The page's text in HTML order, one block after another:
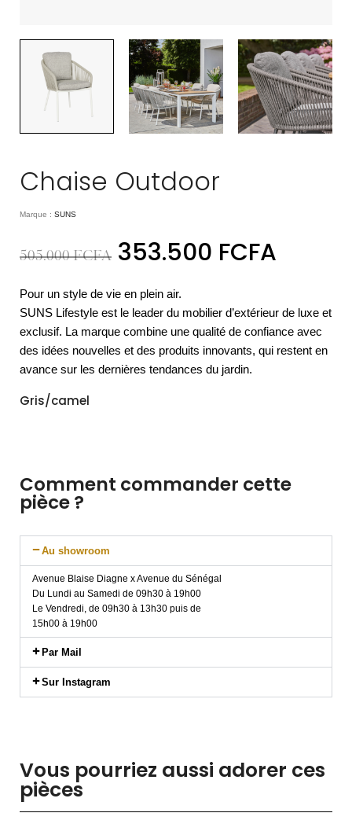
Chaise Outdoor
Marque : SUNS
505.000FCFA 353.500 FCFA
Pour un style de vie en plein air.
SUNS Lifestyle est le leader du mobilier d’extérieur de luxe et
exclusif. La marque combine une qualité de confiance avec
des idées nouvelles et des produits innovants, qui restent en
avance sur les dernières tendances du jardin.
Gris/camel
Comment commander cette
pièce ?
Au showroom
Avenue Blaise Diagne x Avenue du Sénégal
Du Lundi au Samedi de 09h30 à 19h00
Le Vendredi, de 09h30 à 13h30 puis de
15h00 à 19h00
Par Mail
Sur Instagram
Vous pourriez aussi adorer ces
pièces